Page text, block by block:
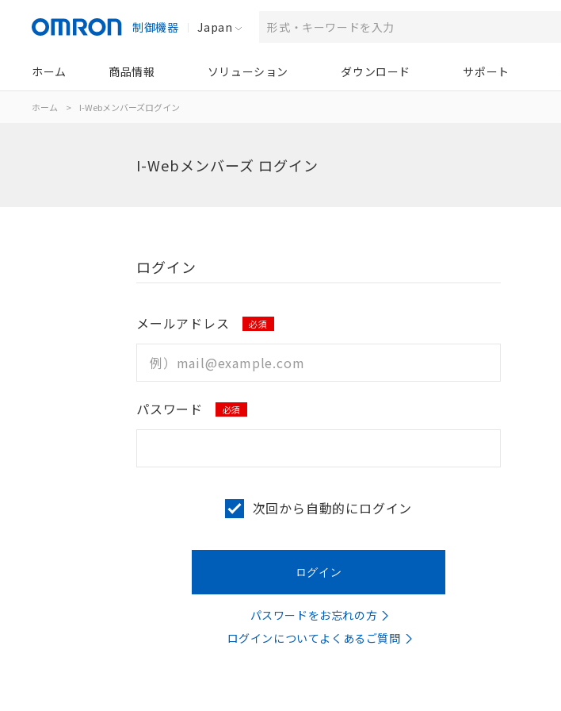
制御機器 Japan
ホーム 商品情報 ソリューション ダウンロード サポート
ホーム > I-Webメンバーズログイン
I-Webメンバーズ ログイン
ログイン
メールアドレス 必須
パスワード 必須
次回から自動的にログイン
パスワードをお忘れの方
ログインについてよくあるご質問